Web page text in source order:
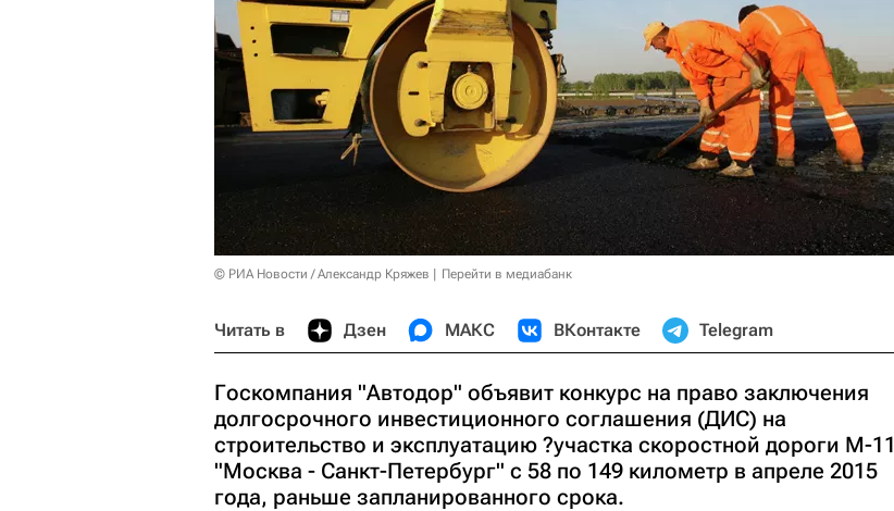
© РИА Новости / Александр Кряжев Перейти в медиабанк
Читать в Дзен МАКС ВКонтакте Telegram
Госкомпания "Автодор" объявит конкурс на право заключения
долгосрочного инвестиционного соглашения (ДИС) на
строительство и эксплуатацию ?участка скоростной дороги М-11
"Москва - Санкт-Петербург" с 58 по 149 километр в апреле 2015
года, раньше запланированного срока.